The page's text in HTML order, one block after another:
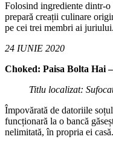
Folosind ingrediente dintr-
prepară creații culinare
pe cei trei membri ai juriului.
24 IUNIE 2020
Choked: Paisa Bolta
Titlu localizat:
Împovărată de datoriile
funcționară la o bancă
nelimitată, în propria ei casă.